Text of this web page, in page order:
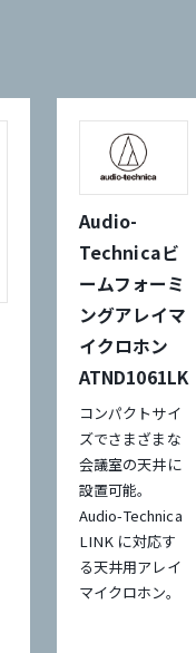
Audio-
Technicaビ
ームフォーミ
ングアレイマ
イクロホン
ATND1061LK
コンパクトサイ
ズでさまざまな
会議室の天井に
設置可能。
Audio-Technica
LINK に対応す
る天井用アレイ
マイクロホン。